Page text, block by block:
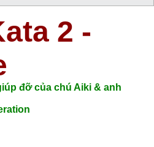
2 -
đỡ của chú Aiki & anh